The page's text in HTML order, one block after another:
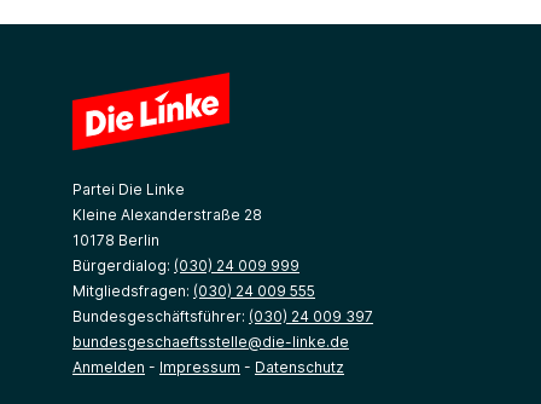
Partei Die Linke
Kleine Alexanderstraße 28
10178 Berlin
Bürgerdialog: (030) 24 009 999
Mitgliedsfragen: (030) 24 009 555
Bundesgeschäftsführer: (030) 24 009 397
bundesgeschaeftsstelle@die-linke.de
Anmelden - Impressum - Datenschutz